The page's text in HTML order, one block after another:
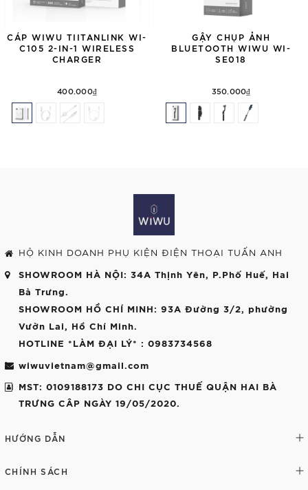
CÁP WIWU TIITANLINK WI-
C105 2-IN-1 WIRELESS
CHARGER
400.000₫
GẬY CHỤP ẢNH
BLUETOOTH WIWU WI-
SE018
350.000₫
HỘ KINH DOANH PHỤ KIỆN ĐIỆN THOẠI TUẤN ANH
SHOWROOM HÀ NỘI: 34A Thịnh Yên, P.Phố Huế, Hai
Bà Trưng.
SHOWROOM HỒ CHÍ MINH: 93A Đường 3/2, phường
Vườn Lai, Hồ Chí Minh.
HOTLINE *LÀM ĐẠI LÝ* : 0983734568
wiwuvietnam@gmail.com
MST: 0109188173 DO CHI CỤC THUẾ QUẬN HAI BÀ
TRƯNG CÂP NGÀY 19/05/2020.
HƯỚNG DẪN
CHÍNH SÁCH